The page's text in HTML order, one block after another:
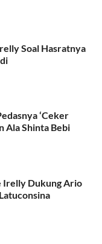
Soal Hasratnya
‘Ceker
Ala Shinta Bebi
Irelly Dukung Ario